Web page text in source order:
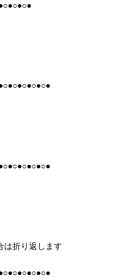
は折り返します